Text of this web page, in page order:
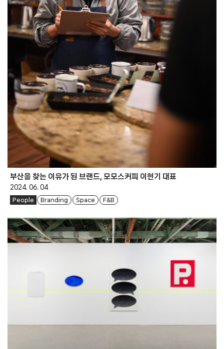
부산을 찾는 이유가 된 브랜드, 모모스커피 이현기 대표
2024. 06. 04
People Branding Space F&B